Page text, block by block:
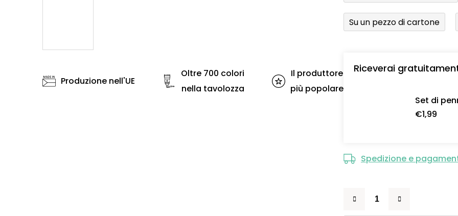
Su un pezzo di cartone
Riceverai
Set di
€1,99
Spedizione e
Produzione nell'UE
Oltre 700 colori
nella tavolozza
Il produttore
più popolare